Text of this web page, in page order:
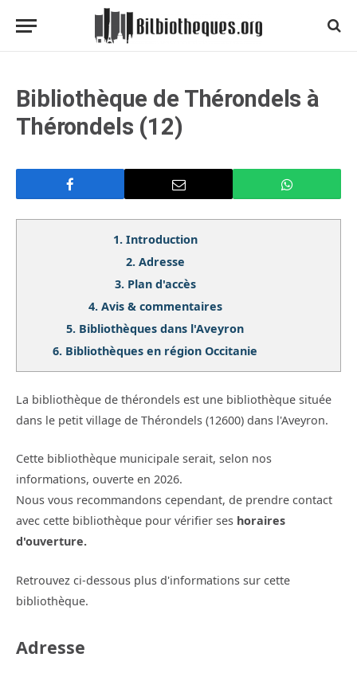
Bibliothèque de Thérondels à
Thérondels (12)
1. Introduction
2. Adresse
3. Plan d'accès
4. Avis & commentaires
5. Bibliothèques dans l'Aveyron
6. Bibliothèques en région Occitanie
La bibliothèque de thérondels est une bibliothèque située
dans le petit village de Thérondels (12600) dans l'Aveyron.
Cette bibliothèque municipale serait, selon nos
informations, ouverte en 2026.
Nous vous recommandons cependant, de prendre contact
avec cette bibliothèque pour vérifier ses horaires
d'ouverture.
Retrouvez ci-dessous plus d'informations sur cette
bibliothèque.
Adresse